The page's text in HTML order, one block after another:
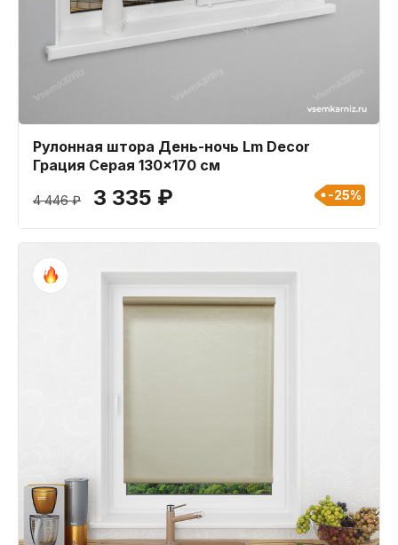
Рулонная штора День-ночь Lm Decor
Грация Серая 130x170 см
4 446 ₽ 3 335 ₽ -25%